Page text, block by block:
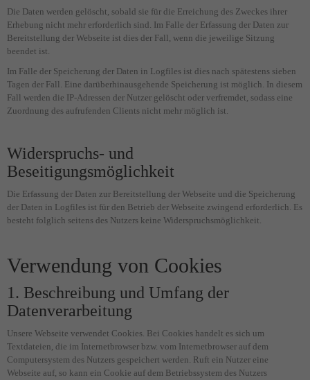
Die Daten werden gelöscht, sobald sie für die Erreichung des Zweckes ihrer
Erhebung nicht mehr erforderlich sind. Im Falle der Erfassung der Daten zur
Bereitstellung der Webseite ist dies der Fall, wenn die jeweilige Sitzung
beendet ist.
Im Falle der Speicherung der Daten in Logfiles ist dies nach spätestens sieben
Tagen der Fall. Eine darüberhinausgehende Speicherung ist möglich. In diesem
Fall werden die IP-Adressen der Nutzer gelöscht oder verfremdet, sodass eine
Zuordnung des aufrufenden Clients nicht mehr möglich ist.
Widerspruchs- und
Beseitigungsmöglichkeit
Die Erfassung der Daten zur Bereitstellung der Webseite und die Speicherung
der Daten in Logfiles ist für den Betrieb der Webseite zwingend erforderlich. Es
besteht folglich seitens des Nutzers keine Widerspruchsmöglichkeit.
Verwendung von Cookies
1. Beschreibung und Umfang der
Datenverarbeitung
Unsere Webseite verwendet Cookies. Bei Cookies handelt es sich um
Textdateien, die im Internetbrowser bzw. vom Internetbrowser auf dem
Computersystem des Nutzers gespeichert werden. Ruft ein Nutzer eine
Webseite auf, so kann ein Cookie auf dem Betriebssystem des Nutzers